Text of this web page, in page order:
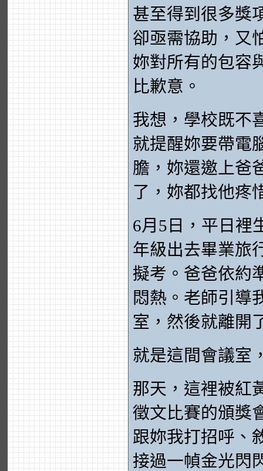
甚至得到很多獎
卻亟需協助，又
妳對所有的包容
比歉意。
我想，學校既不
就提醒妳要帶電
膽，妳還邀上爸
了，妳都找他疼
6月5日，平日裡
年級出去畢業旅
擬考。爸爸依約
悶熱。老師引導
室，然後就離開
就是這間會議室
那天，這裡被紅
徵文比賽的頒獎
跟妳我打招呼、
接過一幀金光